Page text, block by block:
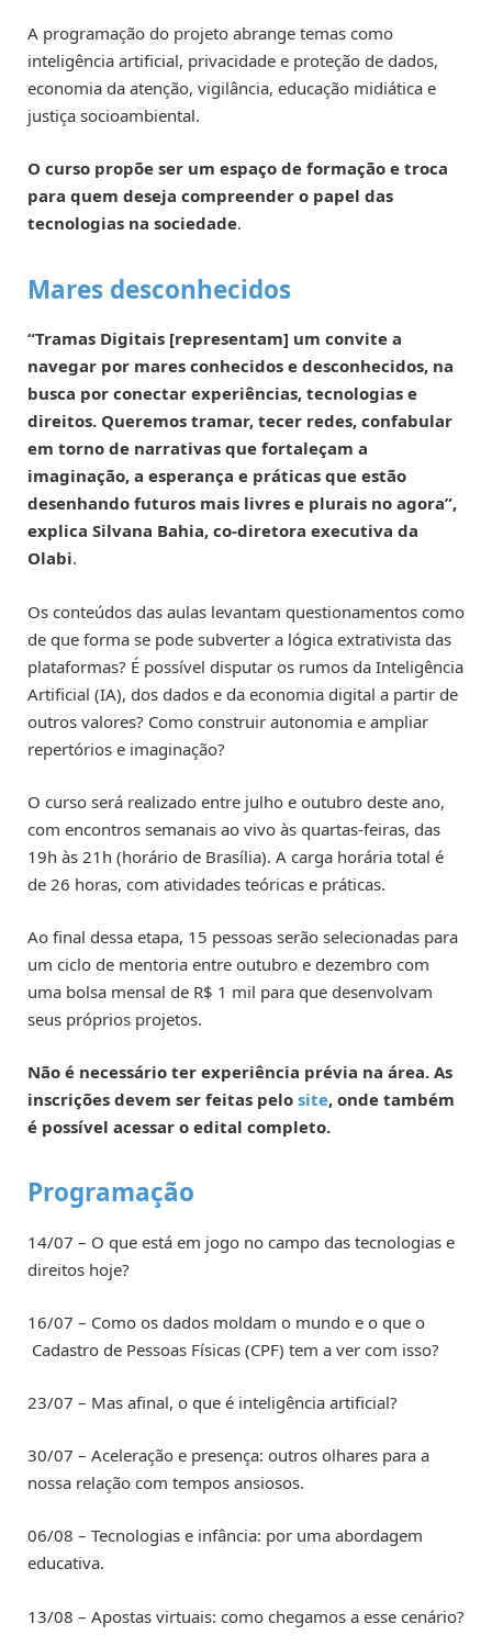
A programação do projeto abrange temas como
inteligência artificial, privacidade e proteção de dados,
economia da atenção, vigilância, educação midiática e
justiça socioambiental.
O curso propõe ser um espaço de formação e troca
para quem deseja compreender o papel das
tecnologias na sociedade.
Mares desconhecidos
“Tramas Digitais [representam] um convite a
navegar por mares conhecidos e desconhecidos, na
busca por conectar experiências, tecnologias e
direitos. Queremos tramar, tecer redes, confabular
em torno de narrativas que fortaleçam a
imaginação, a esperança e práticas que estão
desenhando futuros mais livres e plurais no agora”,
explica Silvana Bahia, co-diretora executiva da
Olabi.
Os conteúdos das aulas levantam questionamentos como
de que forma se pode subverter a lógica extrativista das
plataformas? É possível disputar os rumos da Inteligência
Artificial (IA), dos dados e da economia digital a partir de
outros valores? Como construir autonomia e ampliar
repertórios e imaginação?
O curso será realizado entre julho e outubro deste ano,
com encontros semanais ao vivo às quartas-feiras, das
19h às 21h (horário de Brasília). A carga horária total é
de 26 horas, com atividades teóricas e práticas.
Ao final dessa etapa, 15 pessoas serão selecionadas para
um ciclo de mentoria entre outubro e dezembro com
uma bolsa mensal de R$ 1 mil para que desenvolvam
seus próprios projetos.
Não é necessário ter experiência prévia na área. As
inscrições devem ser feitas pelo site, onde também
é possível acessar o edital completo.
Programação
14/07 – O que está em jogo no campo das tecnologias e
direitos hoje?
16/07 – Como os dados moldam o mundo e o que o
Cadastro de Pessoas Físicas (CPF) tem a ver com isso?
23/07 – Mas afinal, o que é inteligência artificial?
30/07 – Aceleração e presença: outros olhares para a
nossa relação com tempos ansiosos.
06/08 – Tecnologias e infância: por uma abordagem
educativa.
13/08 – Apostas virtuais: como chegamos a esse cenário?